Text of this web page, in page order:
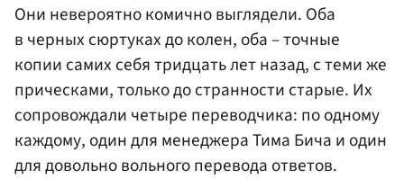
Они невероятно комично выглядели. Оба
в черных сюртуках до колен, оба – точные
копии самих себя тридцать лет назад, с теми же
прическами, только до странности старые. Их
сопровождали четыре переводчика: по одному
каждому, один для менеджера Тима Бича и один
для довольно вольного перевода ответов.